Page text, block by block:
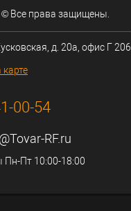
Все права защищены.
д. 20а, офис Г 206
00-54
RF.ru
Пн-Пт 10:00-18:00